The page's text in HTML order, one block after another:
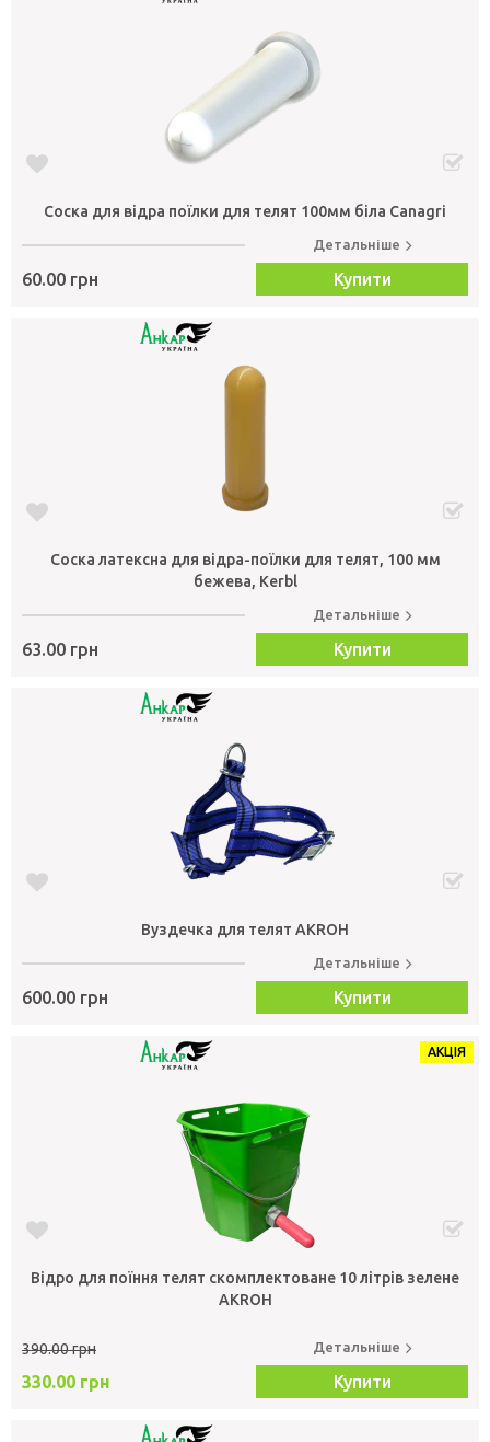
Соска для відра поїлки для телят 100мм біла Canagri
60.00 грн
Детальніше
Купити
Соска латексна для відра-поїлки для телят, 100 мм
бежева, Kerbl
63.00 грн
Детальніше
Купити
Вуздечка для телят AKROH
600.00 грн
Детальніше
Купити
АКЦІЯ
Відро для поїння телят скомплектоване 10 літрів зелене
AKROH
390.00 грн
330.00 грн
Детальніше
Купити